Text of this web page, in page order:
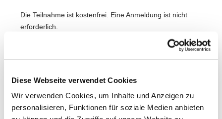
Diese Webseite verwendet Cookies
Wir verwenden Cookies, um Inhalte und Anzeigen zu
personalisieren, Funktionen für soziale Medien anbieten
Die Teilnahme ist kostenfrei. Eine Anmeldung ist nicht
erforderlich.